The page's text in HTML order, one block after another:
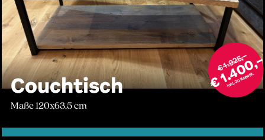
€ 1.925,–
€ inkl. 20% MwSt.
Couchtisch
Maße 120x63,5 cm